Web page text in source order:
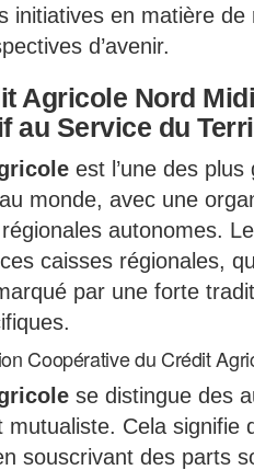
initiatives en matière
d’avenir.
Agricole Nord
au Service du
est l’une des plus
monde, avec une
autonomes.
caisses régionales,
par une forte
Coopérative du Crédit
se distingue des
mutualiste. Cela signifie
souscrivant des parts